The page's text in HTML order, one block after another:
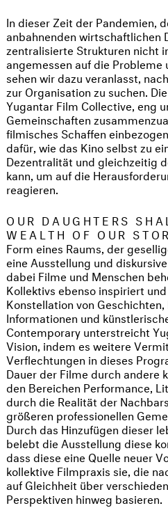
In dieser Zeit der Pandemien,
anbahnenden wirtschaftlichen
zentralisierte Strukturen nicht
angemessen auf die Probleme
sehen wir dazu veranlasst,
zur Organisation zu suchen.
Yugantar Film Collective, eng
Gemeinschaften
filmisches Schaffen
dafür, wie das Kino selbst zu
Dezentralität und gleichzeitig
kann, um auf die
reagieren.
OUR DAUGHTERS
WEALTH OF OUR
Form eines Raums, der
eine Ausstellung und
dabei Filme und Menschen
Kollektivs ebenso inspiriert
Konstellation von
Informationen und
Contemporary unterstreicht
Vision, indem es weitere
Verflechtungen in dieses
Dauer der Filme durch andere
den Bereichen Performance,
durch die Realität der
größeren professionellen
Durch das Hinzufügen dieser
belebt die Ausstellung diese
dass diese eine Quelle neuer
kollektive Filmpraxis sie, die
auf Gleichheit über
Perspektiven hinweg basieren.